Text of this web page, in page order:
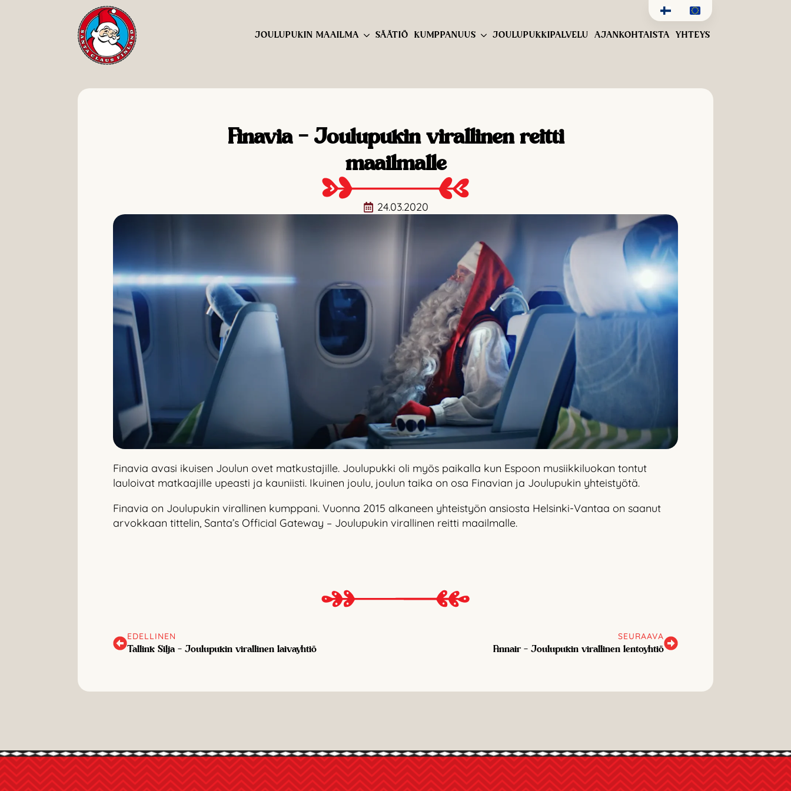
JOULUPUKIN MAAILMA SÄÄTIÖ KUMPPANUUS JOULUPUKKIPALVELU AJANKOHTAISTA YHTEYS
Finavia – Joulupukin virallinen reitti
maailmalle
24.03.2020
Finavia avasi ikuisen Joulun ovet matkustajille. Joulupukki oli myös paikalla kun Espoon musiikkiluokan tontut
lauloivat matkaajille upeasti ja kauniisti. Ikuinen joulu, joulun taika on osa Finavian ja Joulupukin yhteistyötä.
Finavia on Joulupukin virallinen kumppani. Vuonna 2015 alkaneen yhteistyön ansiosta Helsinki-Vantaa on saanut
arvokkaan tittelin, Santa’s Official Gateway – Joulupukin virallinen reitti maailmalle.
EDELLINEN
Tallink Silja – Joulupukin virallinen laivayhtiö
SEURAAVA
Finnair – Joulupukin virallinen lentoyhtiö